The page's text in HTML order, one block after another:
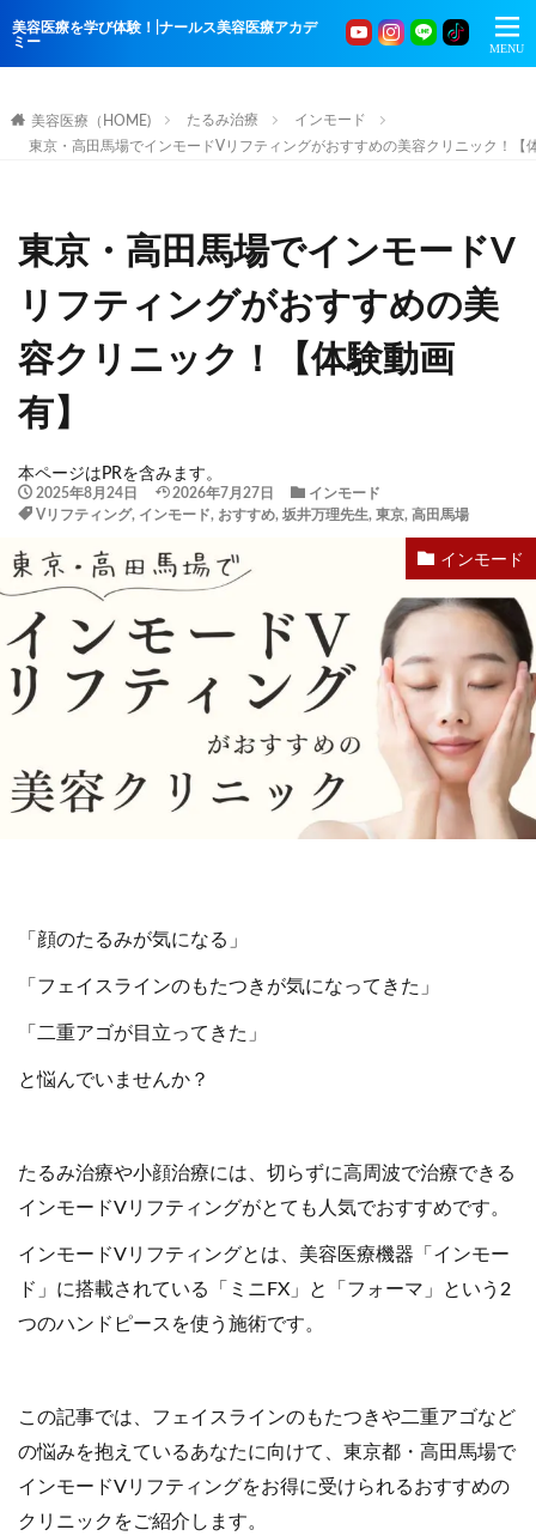
美容医療を学び体験！|ナールス美容医療アカデ
ミー
美容医療（HOME) たるみ治療
インモード
東京・高田馬場でインモードVリフティングがおすすめの美容クリニック！【
東京・高田馬場でインモードV
リフティングがおすすめの美
容クリニック！【体験動画
有】
本ページはPRを含みます。
2025年8月24日 2026年7月27日
インモード
Vリフティング, インモード, おすすめ, 坂井万理先生, 東京, 高田馬場
インモード
「顔のたるみが気になる」
「フェイスラインのもたつきが気になってきた」
「二重アゴが目立ってきた」
と悩んでいませんか？
たるみ治療や小顔治療には、切らずに高周波で治療できる
インモードVリフティングがとても人気でおすすめです。
インモードVリフティングとは、美容医療機器「インモー
ド」に搭載されている「ミニFX」と「フォーマ」という2
つのハンドピースを使う施術です。
この記事では、フェイスラインのもたつきや二重アゴなど
の悩みを抱えているあなたに向けて、東京都・高田馬場で
インモードVリフティングをお得に受けられるおすすめの
クリニックをご紹介します。